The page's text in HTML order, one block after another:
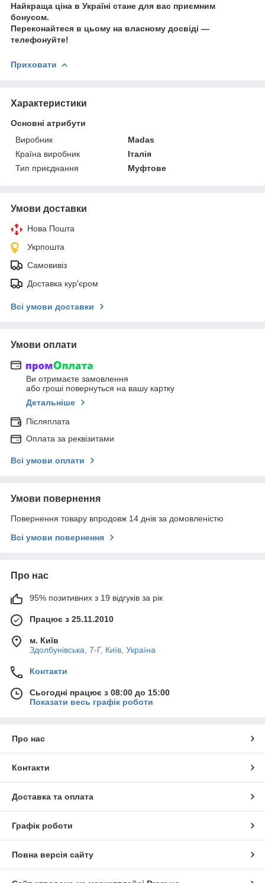
Найкраща ціна в Україні стане для вас приємним
бонусом.
Переконайтеся в цьому на власному досвіді —
телефонуйте!
Приховати
Характеристики
Основні атрибути
Виробник
Madas
Країна виробник
Італія
Тип приєднання
Муфтове
Умови доставки
Нова Пошта
Укрпошта
Самовивіз
Доставка кур'єром
Всі умови доставки
Умови оплати
Ви отримаєте замовлення
або гроші повернуться на вашу картку
Детальніше
Післяплата
Оплата за реквізитами
Всі умови оплати
Умови повернення
Повернення товару впродовж 14 днів за домовленістю
Всі умови повернення
Про нас
95% позитивних з 19 відгуків за рік
Працює з 25.11.2010
м. Київ
Здолбунівська, 7-Г, Київ, Україна
Контакти
Сьогодні працює з 08:00 до 15:00
Показати весь графік роботи
Про нас
Контакти
Доставка та оплата
Графік роботи
Повна версія сайту